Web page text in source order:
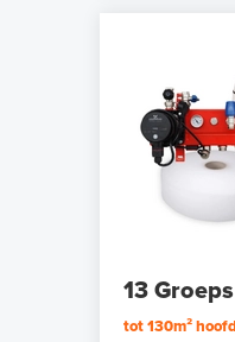
13
tot 130m²